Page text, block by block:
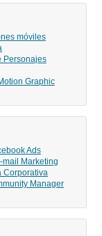
móviles
Personajes
Graphic
Ads
mail Marketing
Corporativa
Manager